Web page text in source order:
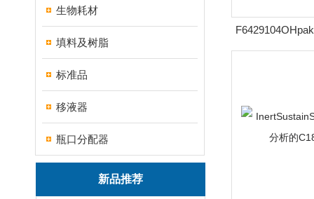
生物耗材
填料及树脂
标准品
移液器
瓶口分配器
新品推荐
谱柱13µm